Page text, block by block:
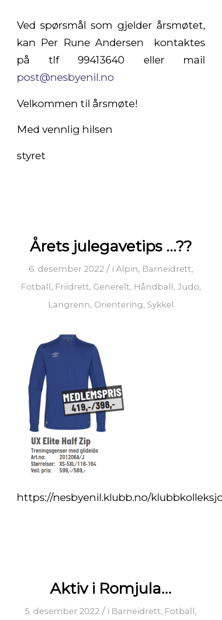
Ved spørsmål som gjelder årsmøtet,
kan Per Rune Andersen kontaktes
på tlf 99413640 eller mail
post@nesbyenil.no
Velkommen til årsmøte!
Med vennlig hilsen
styret
Årets julegavetips …??
6. desember 2022 / i Alpin, Barneidrett,
Fotball , Friidrett, Generelt, Håndball , Judo,
Langrenn, Orientering, Sykkel
https://nesbyenil.klubb.no/
Aktiv i Romjula…
5. desember 2022 / i Barneidrett, Fotball,